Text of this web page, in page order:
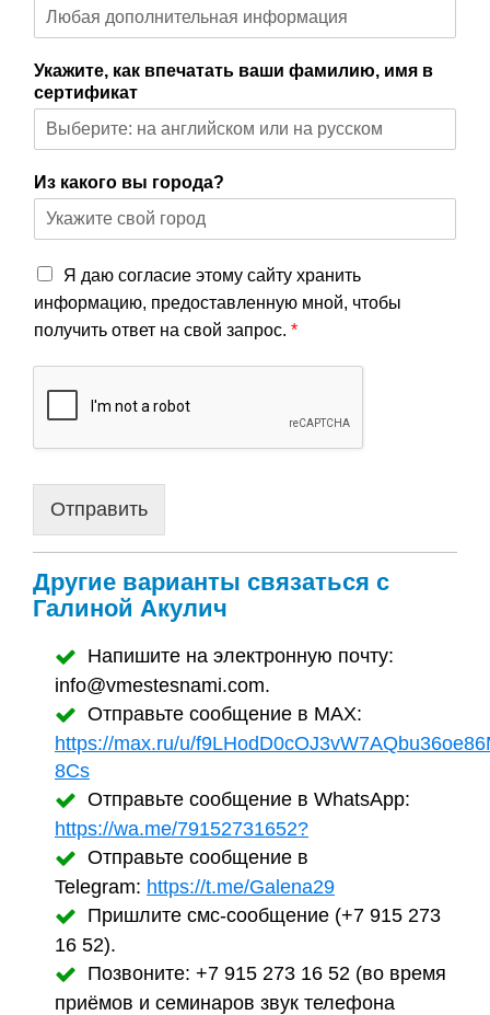
Контакты
Отзывы
Дневник
Секреты
О
проекте
Карта
сайта
Укажите, как впечатать ваши фамилию, имя в
сертификат
Из какого вы города?
G
P
R
а
е
и
е
*
Я даю согласие этому сайту хранить
информацию, предоставленную мной, чтобы
получить ответ на свой запрос. *
Отправить
Другие варианты связаться с
Галиной Акулич
Напишите на электронную почту:
info@vmestesnami.com.
Отправьте сообщение в MAX:
https://max.ru/u/
8Cs
Отправьте сообщение в WhatsApp:
https://wa.me/79152731652?
Отправьте сообщение в
Telegram: https://t.me/Galena29
Пришлите смс-сообщение (+7 915 273
16 52).
Позвоните: +7 915 273 16 52 (во время
приёмов и семинаров звук телефона